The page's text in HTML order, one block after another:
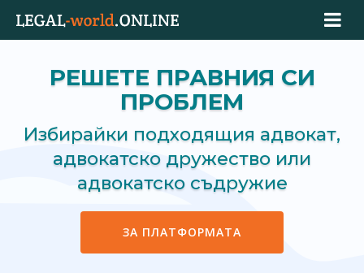
РЕШЕТЕ ПРАВНИЯ СИ
ПРОБЛЕМ
Избирайки подходящия адвокат,
адвокатско дружество или
адвокатско съдружие
ЗА ПЛАТФОРМАТА